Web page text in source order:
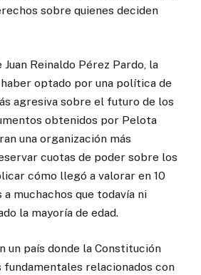
sobre quienes deciden
Reinaldo Pérez Pardo, la
optado por una política de
agresiva sobre el futuro de los
obtenidos por Pelota
una organización más
cuotas de poder sobre los
cómo llegó a valorar en 10
muchachos que todavía ni
la mayoría de edad.
un país donde la Constitución
relacionados con